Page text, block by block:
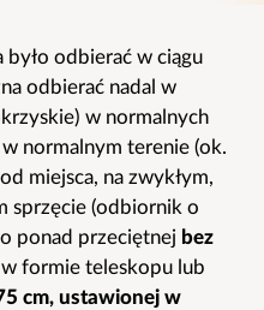
odbierać w ciągu
odbierać nadal w
w normalnych
normalnym terenie (ok.
miejsca, na zwykłym,
sprzęcie (odbiornik o
ponad przeciętnej bez
formie teleskopu lub
cm, ustawionej w